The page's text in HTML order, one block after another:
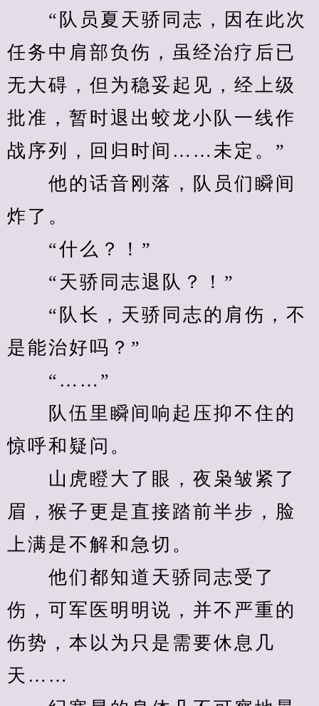
“队员夏天骄同志，因在此次
任务中肩部负伤，虽经治疗后已
无大碍，但为稳妥起见，经上级
批准，暂时退出蛟龙小队一线作
战序列，回归时间……未定。”
他的话音刚落，队员们瞬间
炸了。
“什么？！”
“天骄同志退队？！”
“队长，天骄同志的肩伤，不
是能治好吗？”
“……”
队伍里瞬间响起压抑不住的
惊呼和疑问。
山虎瞪大了眼，夜枭皱紧了
眉，猴子更是直接踏前半步，脸
上满是不解和急切。
他们都知道天骄同志受了
伤，可军医明明说，并不严重的
伤势，本以为只是需要休息几
天……